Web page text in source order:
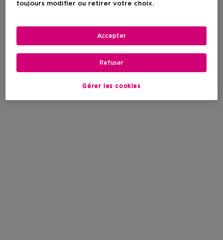
toujours modifier ou retirer votre choix.
Gérer les cookies
Refuser
Accepter